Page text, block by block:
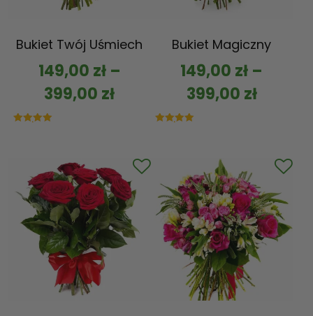
Bukiet Twój Uśmiech
149,00 zł–
399,00 zł
Bukiet Magiczny
149,00 zł –
399,00 zł